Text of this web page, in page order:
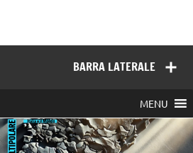
BARRA LATERALE
MENU